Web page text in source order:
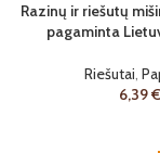
Razinų ir riešutų
pagaminta
Riešutai,
6,39€